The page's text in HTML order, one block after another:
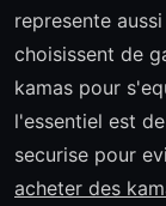
represente
choisissent de
kamas pour
l'essentiel est
securise pour
acheter des